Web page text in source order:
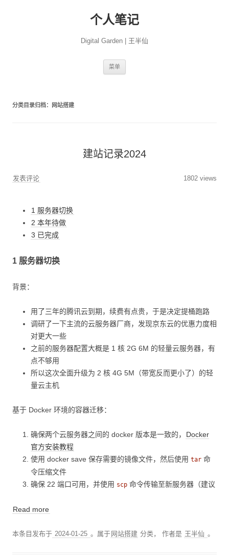
个人笔记
Digital Garden | 王半仙
菜单
分类目录归档： 网站搭建
建站记录2024
发表评论 1802 views
1 服务器切换
2 本年待做
3 已完成
1 服务器切换
背景：
用了三年的腾讯云到期，续费有点贵，于是决定提桶跑路
调研了一下主流的云服务器厂商，发现京东云的优惠力度相
对更大一些
之前的服务器配置大概是 1 核 2G 6M 的轻量云服务器，有
点不够用
所以这次全面升级为 2 核 4G 5M（带宽反而更小了）的轻
量云主机
基于 Docker 环境的容器迁移：
确保两个云服务器之间的 docker 版本是一致的，
Docker
官方安装教程
使用 docker save 保存需要的镜像文件，然后使用 tar 命
令压缩文件
确保 22 端口可用，并使用 scp 命令传输至新服务器（建议
Read more
本条目发布于 2024-01-25 。属于 网站搭建 分类，作者是 王半仙 。